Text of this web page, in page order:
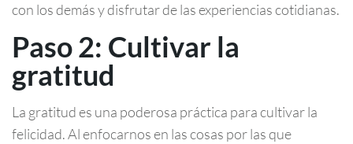
con los demás y disfrutar de las experiencias cotidianas.
Paso 2: Cultivar la
gratitud
La gratitud es una poderosa práctica para cultivar la
felicidad. Al enfocarnos en las cosas por las que